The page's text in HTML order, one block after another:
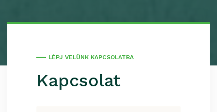
LÉPJ VELÜNK KAPCSOLATBA
Kapcsolat